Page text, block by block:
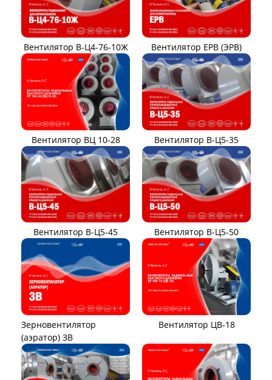
Вентилятор В-Ц4-76-10Ж Вентилятор ЕРВ (ЭРВ)
Вентилятор ВЦ 10-28 Вентилятор В-Ц5-35
Вентилятор В-Ц5-45 Вентилятор В-Ц5-50
Зерновентилятор
(аэратор) ЗВ
Вентилятор ЦВ-18